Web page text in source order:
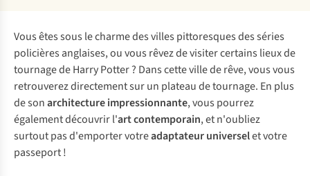
Vous êtes sous le charme des villes pittoresques des séries
policières anglaises, ou vous rêvez de visiter certains lieux de
tournage de Harry Potter ? Dans cette ville de rêve, vous vous
retrouverez directement sur un plateau de tournage. En plus
de sonarchitecture impressionnante, vous pourrez
également découvrir l'art contemporain, et n'oubliez
surtout pas d'emporter votreadaptateur universelet votre
passeport !